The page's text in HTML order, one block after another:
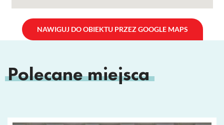
NAWIGUJ DO OBIEKTU PRZEZ GOOGLE MAPS
Polecane miejsca